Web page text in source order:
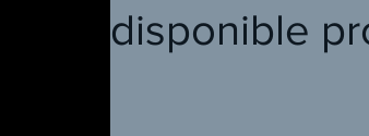
disponible